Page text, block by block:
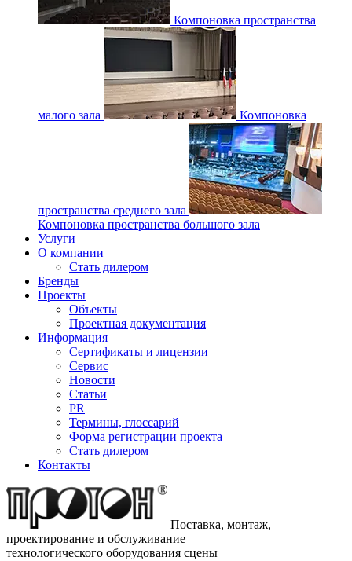
Компоновка пространства
малого зала Компоновка
пространства среднего зала
Компоновка пространства большого зала
Услуги
О компании
Стать дилером
Бренды
Проекты
Объекты
Проектная документация
Информация
Сертификаты и лицензии
Сервис
Новости
Статьи
PR
Термины, глоссарий
Форма регистрации проекта
Стать дилером
Контакты
Поставка, монтаж,
проектирование и обслуживание
технологического оборудования сцены